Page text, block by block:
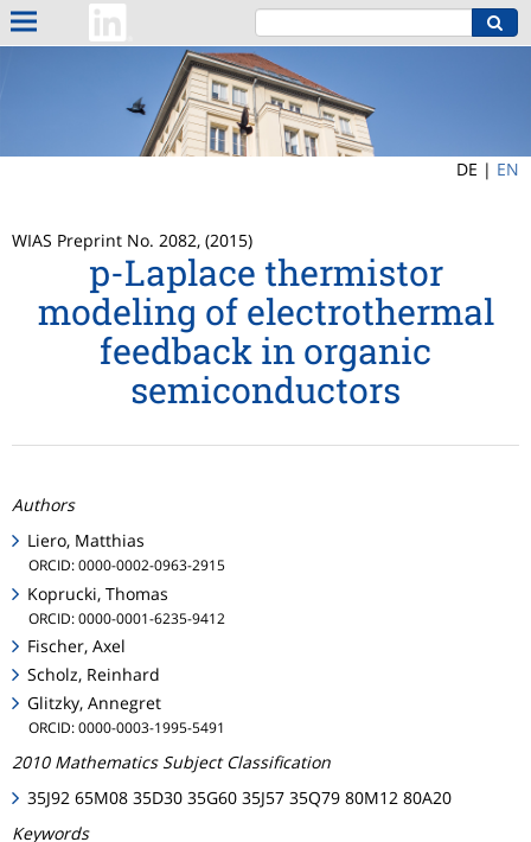
DE | EN
WIAS Preprint No. 2082, (2015)
p-Laplace thermistor
modeling of electrothermal
feedback in organic
semiconductors
Authors
Liero, Matthias
ORCID: 0000-0002-0963-2915
Koprucki, Thomas
ORCID: 0000-0001-6235-9412
Fischer, Axel
Scholz, Reinhard
Glitzky, Annegret
ORCID: 0000-0003-1995-5491
2010 Mathematics Subject Classification
35J92 65M08 35D30 35G60 35J57 35Q79 80M12 80A20
Keywords